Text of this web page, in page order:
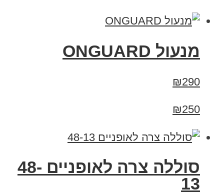
מנעול ONGUARD
₪290
₪250
סוללה צרה לאופניים 48-
13